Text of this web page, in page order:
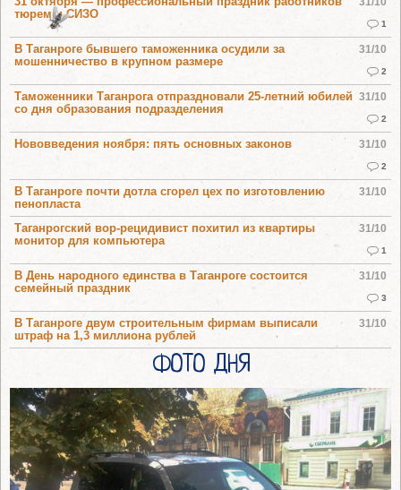
1
тюрем и СИЗО
31/10
2
В Таганроге бывшего таможенника осудили за
мошенничество в крупном размере
31/10
2
Таможенники Таганрога отпраздновали 25-летний юбилей
со дня образования подразделения
31/10
2
Нововведения ноября: пять основных законов
31/10
В Таганроге почти дотла сгорел цех по изготовлению
пенопласта
31/10
1
Таганрогский вор-рецидивист похитил из квартиры
монитор для компьютера
31/10
3
В День народного единства в Таганроге состоится
семейный праздник
31/10
В Таганроге двум строительным фирмам выписали
штраф на 1,3 миллиона рублей
ФОТО ДНЯ